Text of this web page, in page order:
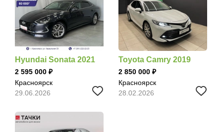
Hyundai Sonata 2021
2 595 000
Красноярск
29.06.2026
Toyota Camry 2019
2 850 000
Красноярск
28.02.2026